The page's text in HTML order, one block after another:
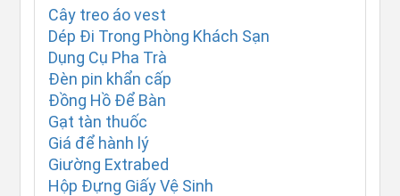
Cây treo áo vest
Dép Đi Trong Phòng Khách Sạn
Dụng Cụ Pha Trà
Đèn pin khẩn cấp
Đồng Hồ Để Bàn
Gạt tàn thuốc
Giá để hành lý
Giường Extrabed
Hộp Đựng Giấy Vệ Sinh